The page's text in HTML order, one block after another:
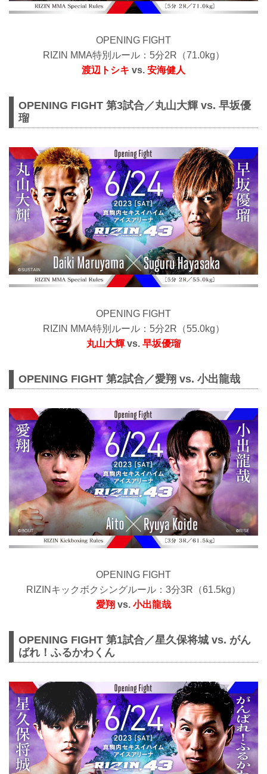
OPENING FIGHT
RIZIN MMA特別ルール：5分2R（71.0kg）
渡辺トシキ vs. 安海健人
OPENING FIGHT 第3試合／丸山大輝 vs. 早坂優
瑠
OPENING FIGHT
RIZIN MMA特別ルール：5分2R（55.0kg）
丸山大輝 vs. 早坂優瑠
OPENING FIGHT 第2試合／愛翔 vs. 小出龍哉
OPENING FIGHT
RIZINキックボクシングルール：3分3R（61.5kg）
愛翔 vs. 小出龍哉
OPENING FIGHT 第1試合／星久保将城 vs. がん
ばれ！ふるかわくん